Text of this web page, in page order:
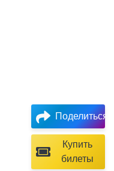
Поделиться
Купить
билеты